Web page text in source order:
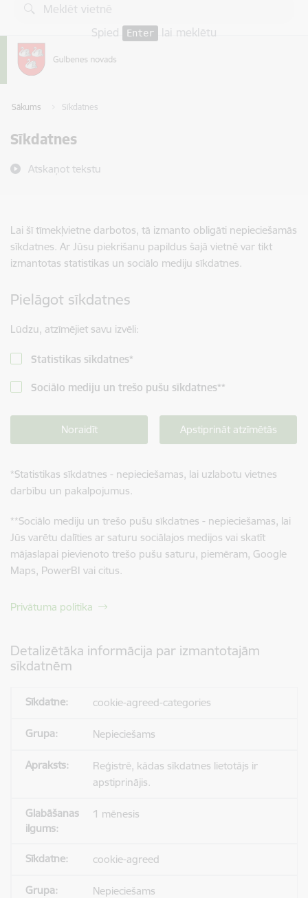
Pāriet uz lapas saturu
Spied
Enter lai meklētu
Sākums Sīkdatnes
Sīkdatnes
Atskaņot tekstu
Lai šī tīmekļvietne darbotos, tā izmanto obligāti nepieciešamās
sīkdatnes. Ar Jūsu piekrišanu papildus šajā vietnē var tikt
izmantotas statistikas un sociālo mediju sīkdatnes.
Pielāgot sīkdatnes
Lūdzu, atzīmējiet savu izvēli:
Statistikas sīkdatnes*
Sociālo mediju un trešo pušu sīkdatnes**
Noraidīt Apstiprināt atzīmētās
*Statistikas sīkdatnes - nepieciešamas, lai uzlabotu vietnes
darbību un pakalpojumus.
**Sociālo mediju un trešo pušu sīkdatnes - nepieciešamas, lai
Jūs varētu dalīties ar saturu sociālajos medijos vai skatīt
mājaslapai pievienoto trešo pušu saturu, piemēram, Google
Maps, PowerBI vai citus.
Privātuma politika
Detalizētāka informācija par izmantotajām
sīkdatnēm
cookie-agreed-categories
Nepieciešams
Reģistrē, kādas sīkdatnes lietotājs ir
apstiprinājis.
1 mēnesis
cookie-agreed
Nepieciešams